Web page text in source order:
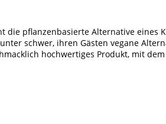
die pflanzenbasierte Alternative eines
schwer, ihren Gästen vegane
hochwertiges Produkt, mit